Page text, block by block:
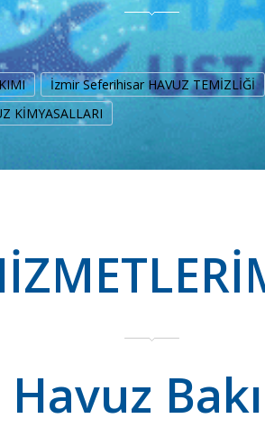
İzmir Seferihisar HAVUZ TEMİZLİĞİ
KİMYASALLARI